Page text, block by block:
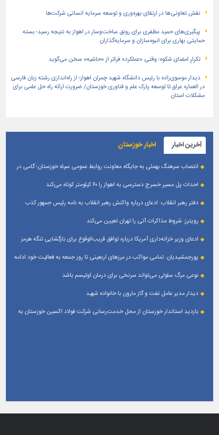
نقش تعاونی‌ها در ارتقای بهره‌وری و توسعه سرمایه انسانی شرکت‌ها
پیگیری‌های حمید مظفری برای رونق ساخت‌وساز در اهواز به نتیجه رسید؛ بسته
حمایتی بهاری برای انبوه‌سازان و سرمایه‌گذاران
تکرارِ امضای شکوه؛ وقتی «عملکرد» فراتر از «حاشیه» سخن می‌گوید
دیدار موسوی‌زاده با رئیس دانشگاه شهید چمران اهواز؛ از راه‌اندازی رشته زبان فارسی
در العماره عراق تا توسعه پارک علم و فناوری خوزستان/ ضرورت ارائه راه حل علمی برای
مشکلات استان
آخرین اخبار اخبار خوزستان
انتصاب سرهنگ بهمئی به جایگاه معاونت روابط عمومی سپاه خوزستان؛ گامی در
احداث پل مسیر خسرج دسترسی به اهواز را ۶۰ کیلومتر کوتاه می‌کند
دفتر رهبر انقلاب: ادعای درباره واکنش رهبر انقلاب به نامه رئیس جمهور کذب
رویترز: شروط مذاکرات آتی را تهران تعیین می‌کند
ادعای وزیر خزانه‌داری آمریکا درباره توافق قریب‌الوقوع برای بازگشایی تنگه هرمز
پورجمشیدیان: تمامی مواکب در مرزهای اربعینی تا روز جمعه به فعالیت خود ادامه
نوعی مرگ سلولی می‌تواند سرنخی برای درمان اوتیسم باشد
دیدار مدیر عامل نفت و گاز مارون با خانواده شهید
بازدید استاندار خوزستان از محل خدمت‌رسانی شرکت فولاد اکسین خوزستان به